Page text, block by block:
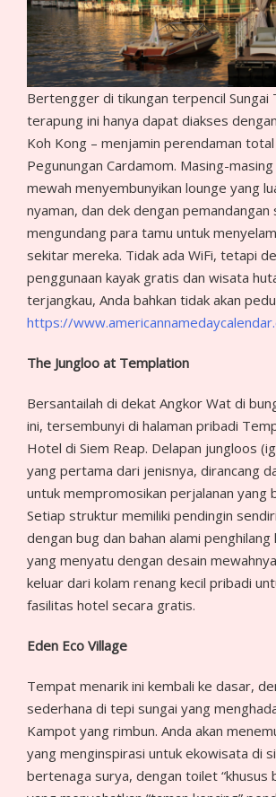
Bertengger di tikungan terpencil Sungai
terapung ini hanya dapat diakses
Koh Kong – menjamin perendaman
Pegunungan Cardamom. Masing-
mewah menyembunyikan lounge yang
nyaman, dan dek dengan pemandangan
mengundang para tamu untuk
sekitar mereka. Tidak ada WiFi, tetapi
penggunaan kayak gratis dan wisata
terjangkau, Anda bahkan tidak akan
https://
The Jungloo at Templation
Bersantailah di dekat Angkor Wat di
ini, tersembunyi di halaman pribadi
Hotel di Siem Reap. Delapan jungloos
yang pertama dari jenisnya, dirancang
untuk mempromosikan perjalanan yang
Setiap struktur memiliki pendingin
dengan bug dan bahan alami penghilang
yang menyatu dengan desain
keluar dari kolam renang kecil pribadi
fasilitas hotel secara gratis.
Eden Eco Village
Tempat menarik ini kembali ke dasar,
sederhana di tepi sungai yang
Kampot yang rimbun. Anda akan
yang menginspirasi untuk ekowisata di
bertenaga surya, dengan toilet “khusus